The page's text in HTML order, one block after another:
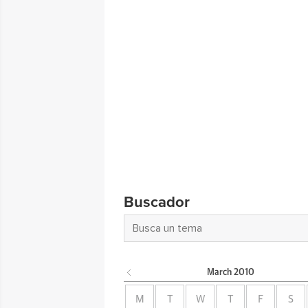
Buscador
March 2010
M W F S